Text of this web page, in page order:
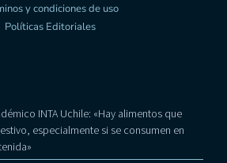
y condiciones de uso
Políticas Editoriales
INTA Uchile: «Hay alimentos que
especialmente si se consumen en